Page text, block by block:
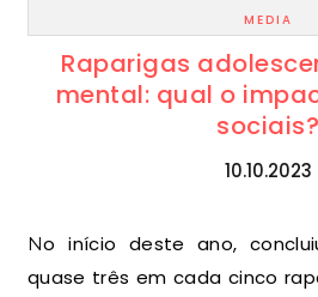
MEDIA
Raparigas
mental: qual o
sociais?
10.10.2023
No início deste ano, concluiu-se que, em 2021,
quase três em cada cinco